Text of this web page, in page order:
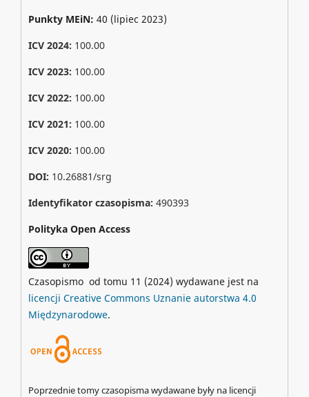
Punkty MEiN: 40 (lipiec 2023)
ICV 2024: 100.00
ICV 2023: 100.00
ICV 2022: 100.00
ICV 2021: 100.00
ICV 2020: 100.00
DOI: 10.26881/srg
Identyfikator czasopisma: 490393
Polityka Open Access
Czasopismo od tomu 11 (2024) wydawane jest na
licencji Creative Commons Uznanie autorstwa 4.0
Międzynarodowe.
Poprzednie tomy czasopisma wydawane były na licencji